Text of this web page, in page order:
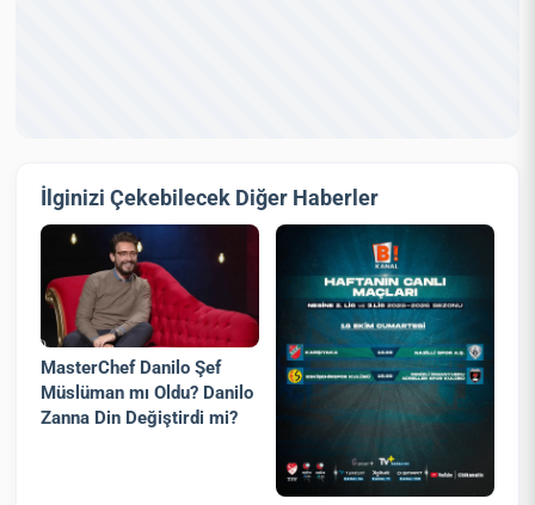
İlginizi Çekebilecek Diğer Haberler
MasterChef Danilo Şef
Müslüman mı Oldu? Danilo
Zanna Din Değiştirdi mi?